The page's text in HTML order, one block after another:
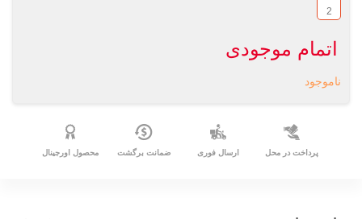
2
اتمام موجودی
ناموجود
پرداخت در محل ارسال فوری ضمانت برگشت محصول اورجینال